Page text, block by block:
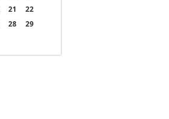
21
22
28
29